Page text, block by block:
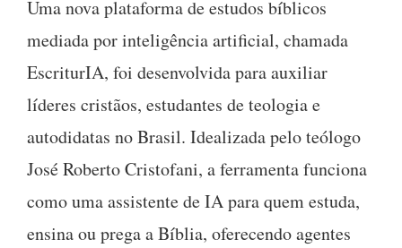
Uma nova plataforma de estudos bíblicos
mediada por inteligência artificial, chamada
EscriturIA, foi desenvolvida para auxiliar
líderes cristãos, estudantes de teologia e
autodidatas no Brasil. Idealizada pelo teólogo
José Roberto Cristofani, a ferramenta funciona
como uma assistente de IA para quem estuda,
ensina ou prega a Bíblia, oferecendo agentes